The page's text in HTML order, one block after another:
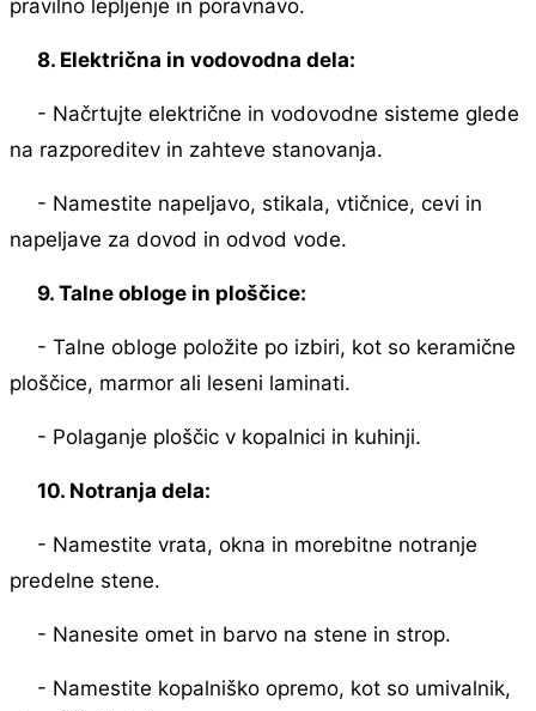
pravilno lepljenje in poravnavo.
8. Električna in vodovodna dela:
- Načrtujte električne in vodovodne sisteme glede
na razporeditev in zahteve stanovanja.
- Namestite napeljavo, stikala, vtičnice, cevi in ​​
napeljave za dovod in odvod vode.
9. Talne obloge in ploščice:
- Talne obloge položite po izbiri, kot so keramične
ploščice, marmor ali leseni laminati.
- Polaganje ploščic v kopalnici in kuhinji.
10. Notranja dela:
- Namestite vrata, okna in morebitne notranje
predelne stene.
- Nanesite omet in barvo na stene in strop.
- Namestite kopalniško opremo, kot so umivalnik,